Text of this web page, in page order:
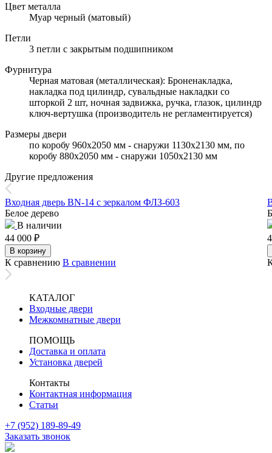
Цвет металла
Муар черный (матовый)
Петли
3 петли с закрытым подшипником
Фурнитура
Черная матовая (металлическая): Броненакладка,
накладка под цилиндр, сувальдные накладки со
шторкой 2 шт, ночная задвижка, ручка, глазок, цилиндр
ключ-вертушка (производитель не регламентируется)
Размеры двери
по коробу 960х2050 мм - снаружи 1130х2130 мм, по
коробу 880х2050 мм - снаружи 1050х2130 мм
Другие предложения
Входная дверь BN-14 с зеркалом ФЛЗ-603
Белое дерево
В наличии
44 000 ₽
В корзину
К сравнению В сравнении
КАТАЛОГ
Входные двери
Межкомнатные двери
ПОМОЩЬ
Доставка и оплата
Установка дверей
Контакты
Контактная информация
Статьи
+7 (952) 189-89-49
Заказать звонок